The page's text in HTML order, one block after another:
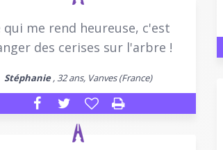
qui me rend heureuse, c'est
des cerises sur l'arbre !
Stéphanie, 32 ans, Vanves (France)